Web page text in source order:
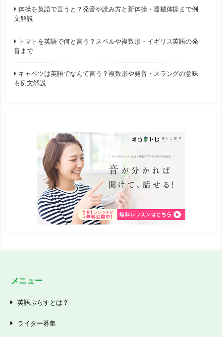
体操を英語で言うと？発音や読み方と新体操・器械体操まで例
文解説
トマトを英語で何と言う？スペルや複数形・イギリス英語の発
音まで
キャベツは英語でなんて言う？複数形や発音・スラングの意味
も例文解説
メニュー
英語ぷらすとは？
ライター募集